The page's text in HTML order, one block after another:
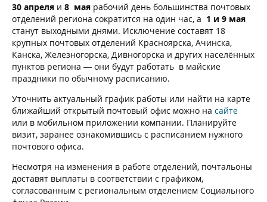
30 апреля и 8 мая рабочий день большинства почтовых
отделений региона сократится на один час, а 1 и 9 мая
станут выходными днями. Исключение составят 18
крупных почтовых отделений Красноярска, Ачинска,
Канска, Железногорска, Дивногорска и других населённых
пунктов региона — они будут работать в майские
праздники по обычному расписанию.
Уточнить актуальный график работы или найти на карте
ближайший открытый почтовый офис можно на сайте
или в мобильном приложении компании. Планируйте
визит, заранее ознакомившись с расписанием нужного
почтового офиса.
Несмотря на изменения в работе отделений, почтальоны
доставят выплаты в соответствии с графиком,
согласованным с региональным отделением Социального